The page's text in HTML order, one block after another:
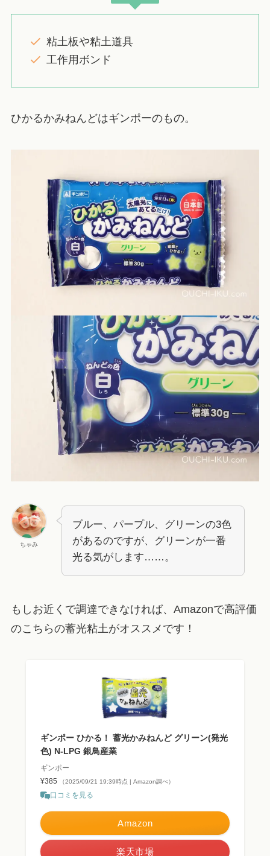
粘土板や粘土道具
工作用ボンド
ひかるかみねんどはギンポーのもの。
ちゃみ
ブルー、パープル、グリーンの3色
があるのですが、グリーンが一番
光る気がします……。
もしお近くで調達できなければ、Amazonで高評価
のこちらの蓄光粘土がオススメです！
ギンポー ひかる！ 蓄光かみねんど グリーン(発光
色) N-LPG 銀鳥産業
ギンポー
¥385
（2025/09/21 19:39時点 | Amazon調べ）
口コミを見る
Amazon
楽天市場